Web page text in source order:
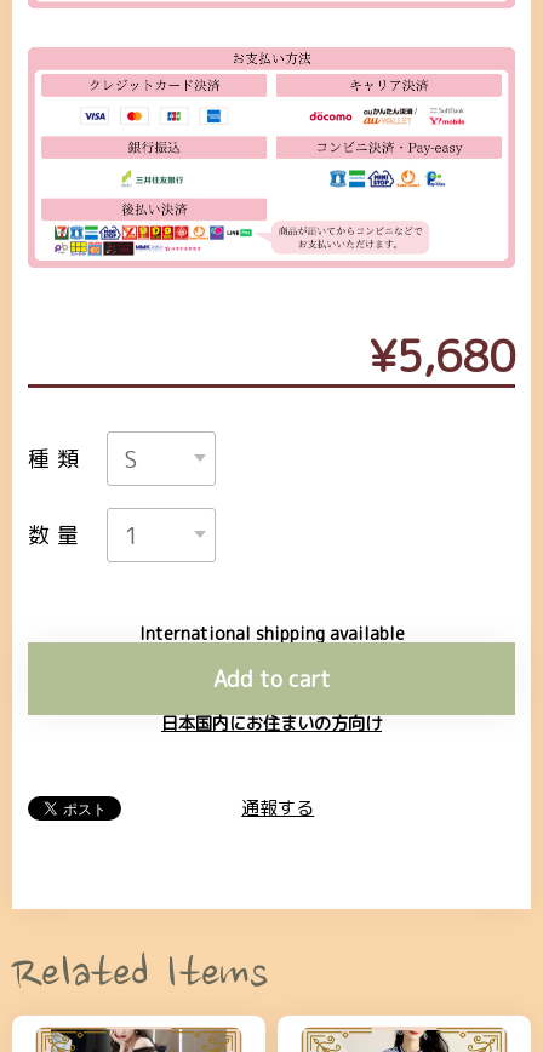
¥5,680
種類
数量
International shipping available
Add to cart
日本国内にお住まいの方向け
通報する
Related Items